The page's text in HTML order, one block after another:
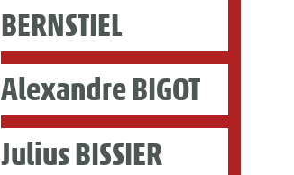
BERNSTIEL
Alexandre BIGOT
Julius BISSIER